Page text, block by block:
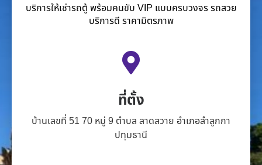
บริการให้เช่ารถตู้ พร้อมคนขับ VIP แบบครบวงจร รถสวย
บริการดี ราคามิตรภาพ
ที่ตั้ง
บ้านเลขที่ 51 70 หมู่ 9 ตำบล ลาดสวาย อำเภอลำลูกกา
ปทุมธานี